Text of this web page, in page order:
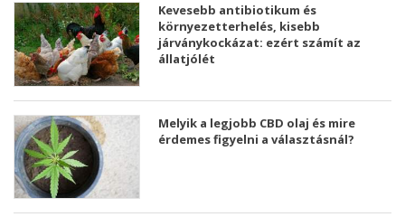
Kevesebb antibiotikum és
környezetterhelés, kisebb
járványkockázat: ezért számít az
állatjólét
Melyik a legjobb CBD olaj és mire
érdemes figyelni a választásnál?